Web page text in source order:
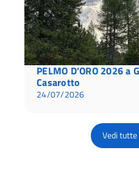
PELMO D’ORO 2026
Casarotto
24/07/2026
Vedi